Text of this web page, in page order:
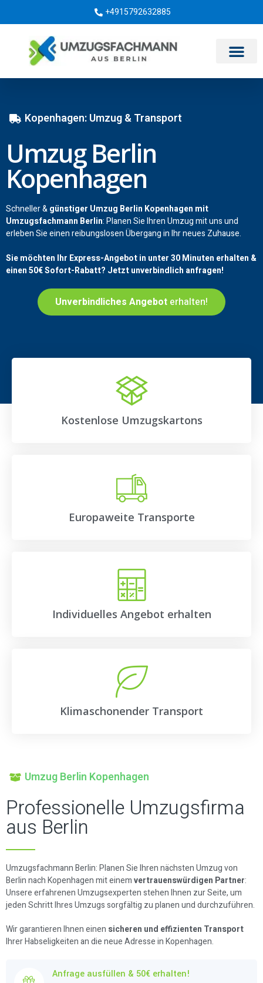
+4915792632885
Kopenhagen: Umzug & Transport
Umzug Berlin
Kopenhagen
Schneller &günstiger Umzug Berlin Kopenhagen mit
Umzugsfachmann Berlin: Planen Sie Ihren Umzug mit uns und
erleben Sie einen reibungslosen Übergang in Ihr neues Zuhause.
Sie möchten Ihr Express-Angebot in unter 30 Minuten erhalten &
einen50€Sofort-Rabatt? Jetzt unverbindlich anfragen!
Unverbindliches Angebot erhalten!
Kostenlose Umzugskartons
Europaweite Transporte
Individuelles Angebot erhalten
Klimaschonender Transport
Umzug Berlin Kopenhagen
Professionelle Umzugsfirma
aus Berlin
Umzugsfachmann Berlin: Planen Sie Ihren nächsten Umzug von
Berlin nach Kopenhagen mit einemvertrauenswürdigen Partner:
Unsere erfahrenen Umzugsexperten stehen Ihnen zur Seite, um
jeden Schritt Ihres Umzugs sorgfältig zu planen und durchzuführen.
Wir garantieren Ihnen einen sicheren und effizienten Transport
Ihrer Habseligkeiten an die neue Adresse in Kopenhagen.
Anfrage ausfüllen & 50€ erhalten!